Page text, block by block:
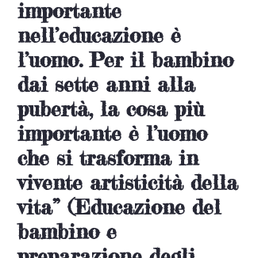
importante
nell’educazione è
l’uomo. Per il bambino
dai sette anni alla
pubertà, la cosa più
importante è l’uomo
che si trasforma in
vivente artisticità della
vita” (Educazione del
bambino e